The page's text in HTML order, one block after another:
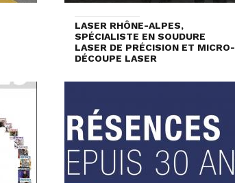
LASER RHÔNE-ALPES,
SPÉCIALISTE EN SOUDURE
LASER DE PRÉCISION ET MICRO-
DÉCOUPE LASER